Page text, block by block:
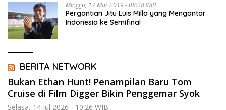
Minggu, 17 Mar 2019 - 08:28 WIB
Pergantian Jitu Luis Milla yang Mengantar
Indonesia ke Semifinal
BERITA NETWORK
Bukan Ethan Hunt! Penampilan Baru Tom
Cruise di Film Digger Bikin Penggemar Syok
Selasa, 14 Jul 2026 - 10:26 WIB